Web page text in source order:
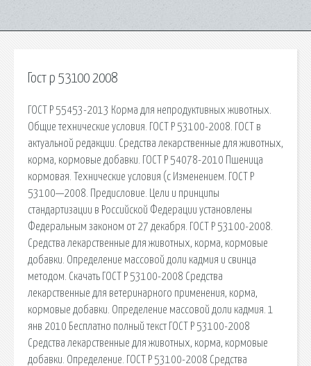
Гост р 53100 2008
ГОСТ Р 55453-2013 Корма для непродуктивных животных.
Общие технические условия. ГОСТ Р 53100-2008. ГОСТ в
актуальной редакции. Средства лекарственные для животных,
корма, кормовые добавки. ГОСТ Р 54078-2010 Пшеница
кормовая. Технические условия (с Изменением. ГОСТ Р
53100—2008. Предисловие. Цели и принципы
стандартизации в Российской Федерации установлены
Федеральным законом от 27 декабря. ГОСТ Р 53100-2008.
Средства лекарственные для животных, корма, кормовые
добавки. Определение массовой доли кадмия и свинца
методом. Скачать ГОСТ Р 53100-2008 Средства
лекарственные для ветеринарного применения, корма,
кормовые добавки. Определение массовой доли кадмия. 1
янв 2010 Бесплатно полный текст ГОСТ Р 53100-2008
Средства лекарственные для животных, корма, кормовые
добавки. Определение. ГОСТ Р 53100-2008 Средства